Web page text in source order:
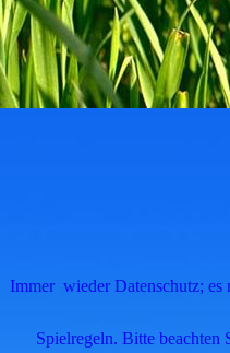
Immer wieder Datenschutz; es
Spielregeln. Bitte beachten